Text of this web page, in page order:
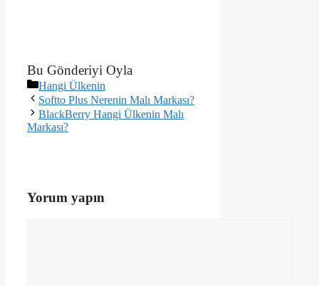
Bu Gönderiyi Oyla
Kategoriler
Hangi Ülkenin
Softto Plus Nerenin Malı Markası?
BlackBerry Hangi Ülkenin Malı
Markası?
Yorum yapın